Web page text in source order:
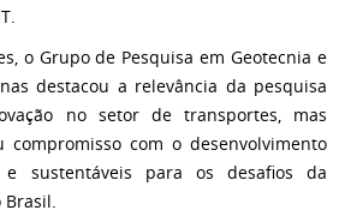
o Grupo de Pesquisa em Geotecnia e
destacou a relevância da pesquisa
no setor de transportes, mas
compromisso com o desenvolvimento
sustentáveis para os desafios da